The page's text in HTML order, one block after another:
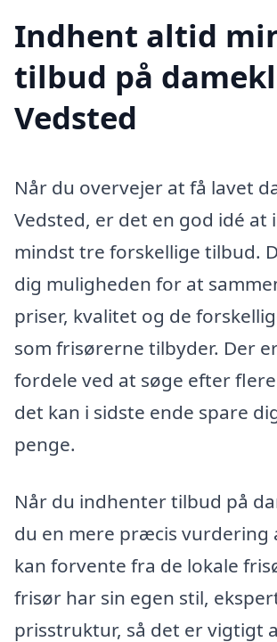
Indhent altid
tilbud på
Vedsted
Når du overvejer at få lavet
Vedsted, er det en god idé at
mindst tre forskellige tilbud.
dig muligheden for at
priser, kvalitet og de
som frisørerne tilbyder. Der
fordele ved at søge efter
det kan i sidste ende spare
penge.
Når du indhenter tilbud på
du en mere præcis vurdering
kan forvente fra de lokale
frisør har sin egen stil,
prisstruktur, så det er vigtigt